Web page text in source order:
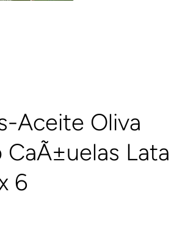
Aceite Oliva
CaÃ±uelas Lata
6